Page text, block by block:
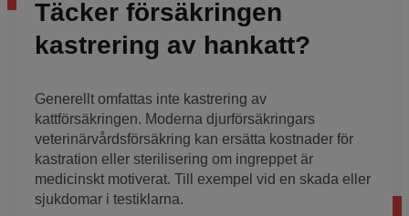
Täcker försäkringen
kastrering av hankatt?
Generellt omfattas inte kastrering av
kattförsäkringen. Moderna djurförsäkringars
veterinärvårdsförsäkring kan ersätta kostnader för
kastration eller sterilisering om ingreppet är
medicinskt motiverat. Till exempel vid en skada eller
sjukdomar i testiklarna.